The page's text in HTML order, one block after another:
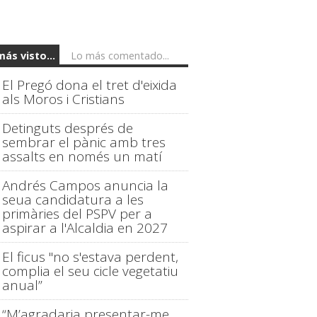
visto... Lo más comentado...
El Pregó dona el tret d'eixida
als Moros i Cristians
Detinguts després de
sembrar el pànic amb tres
assalts en només un matí
Andrés Campos anuncia la
seua candidatura a les
primàries del PSPV per a
aspirar a l'Alcaldia en 2027
El ficus "no s'estava perdent,
complia el seu cicle vegetatiu
anual”